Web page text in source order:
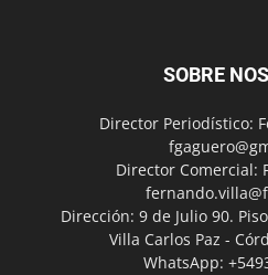
SOBRE
Director Periodístico:
Director Comercial:
Dirección: 9 de Julio 90.
Villa Carlos Paz -
WhatsApp: